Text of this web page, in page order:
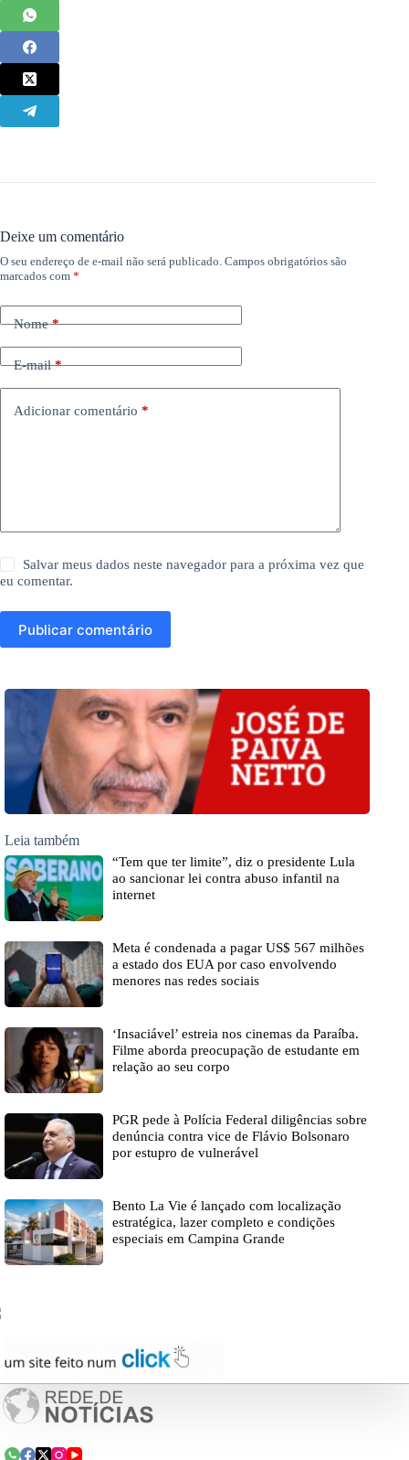
Deixe um comentário
O seu endereço de e-mail não será publicado. Campos obrigatórios são
marcados com *
Nome*
E-mail*
Adicionar comentário *
Salvar meus dados neste navegador para a próxima vez que
eu comentar.
Publicar comentário
Leia também
“Tem que ter limite”, diz o presidente Lula
ao sancionar lei contra abuso infantil na
internet
Meta é condenada a pagar US$ 567 milhões
a estado dos EUA por caso envolvendo
menores nas redes sociais
‘Insaciável’ estreia nos cinemas da Paraíba.
Filme aborda preocupação de estudante em
relação ao seu corpo
PGR pede à Polícia Federal diligências sobre
denúncia contra vice de Flávio Bolsonaro
por estupro de vulnerável
Bento La Vie é lançado com localização
estratégica, lazer completo e condições
especiais em Campina Grande